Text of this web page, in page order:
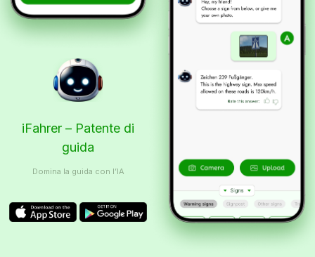
iFahrer – Patente di
guida
Domina la guida con l’IA